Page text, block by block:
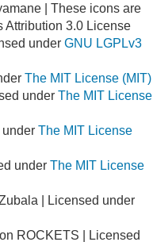
| These icons are
Attribution 3.0 License
under GNU LGPLv3
The MIT License (MIT)
under The MIT License
under The MIT License
under The MIT License
| Licensed under
ROCKETS | Licensed